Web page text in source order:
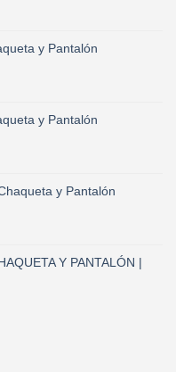
y Pantalón
y Pantalón
y Pantalón
Y PANTALÓN |